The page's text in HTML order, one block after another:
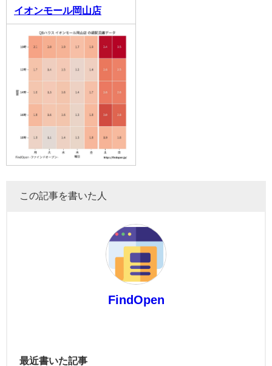
イオンモール岡山店
この記事を書いた人
FindOpen
最近書いた記事